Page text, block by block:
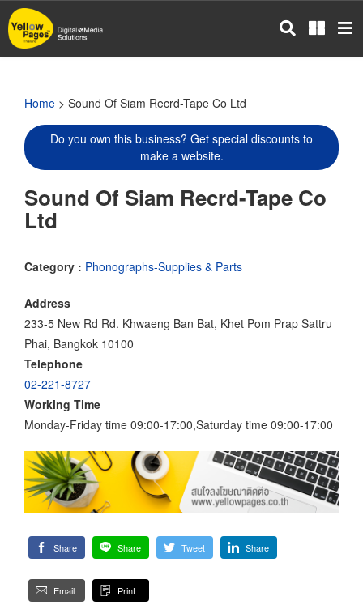
Skip
to
main
Home > Sound Of Siam Recrd-Tape Co Ltd
Do you own this business? Get special discounts to
make a website.
Sound Of Siam Recrd-Tape Co
Ltd
Category : Phonographs-Supplies & Parts
Address
233-5 New Rd Rd. Khwaeng Ban Bat, Khet Pom Prap Sattru
Phai, Bangkok 10100
Telephone
02-221-8727
Working Time
Monday-Friday time 09:00-17:00,Saturday time 09:00-17:00
Share Share Tweet Share
Email Print